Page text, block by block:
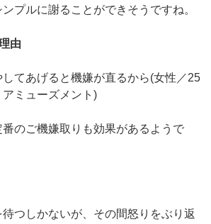
プルに謝ることができそうですね。
由
してあげると機嫌が直るから(女性／25
ミューズメント)
のご機嫌取りも効果があるようで
待つしかないが、その間怒りをぶり返